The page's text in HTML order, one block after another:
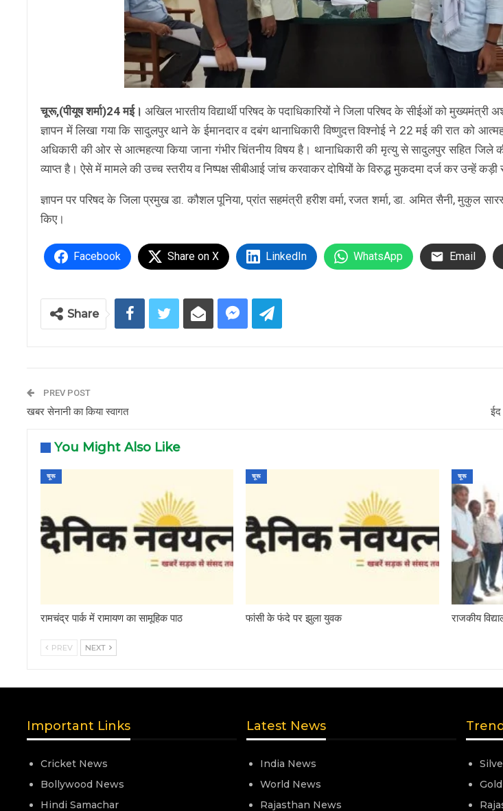
चूरू,(पीयूष शर्मा)24 मई। अखिल भारतीय विद्यार्थी परिषद के पदाधिकारियों ने जिला परिषद के सीईओं को मुख्यमंत्री
ज्ञापन में लिखा गया कि सादुलपुर थाने के ईमानदार व दबंग थानाधिकारी विष्णुदत्त विश्नोई ने 22 मई की रात को
अधिकारी की ओर से आत्महत्या किया जाना गंभीर चिंतनीय विषय है। थानाधिकारी की मृत्यु से सादुलपुर सहित
व्याप्त है। ऐसे में मामले की उच्च स्तरीय व निष्पक्ष सीबीआई जांच करवाकर दोषियों के विरुद्ध मुकदमा दर्ज कर उन्हें कड़ी
ज्ञापन पर परिषद के जिला प्रमुख डा. कौशल पूनिया, प्रांत सहमंत्री हरीश वर्मा, रजत शर्मा, डा. अमित सैनी, मुकुल
किए।
Facebook Share on X LinkedIn WhatsApp Email
Share
PREV POST
खबर सेनानी का किया स्वागत
You Might Also Like
चूरू
रामचंद्र पार्क में रामायण का सामूहिक पाठ
चूरू
फांसी के फंदे पर झुला युवक
चूरू
राजकीय
PREV NEXT
Important Links
Cricket News
Bollywood News
Hindi Samachar
Latest News
India News
World News
Rajasthan News